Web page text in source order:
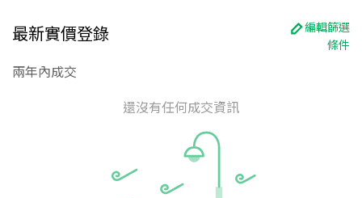
最新實價登錄
編輯篩選
條件
兩年內成交
還沒有任何成交資訊